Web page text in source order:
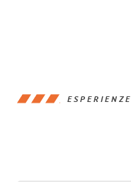
ESPERIENZE